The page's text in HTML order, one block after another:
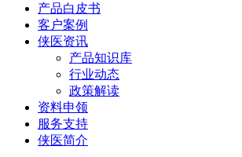
产品白皮书
客户案例
侠医资讯
产品知识库
行业动态
政策解读
资料申领
服务支持
侠医简介